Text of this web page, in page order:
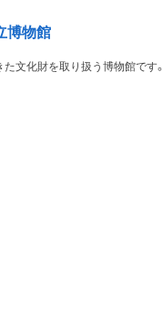
博物館
文化財を取り扱う博物館です。